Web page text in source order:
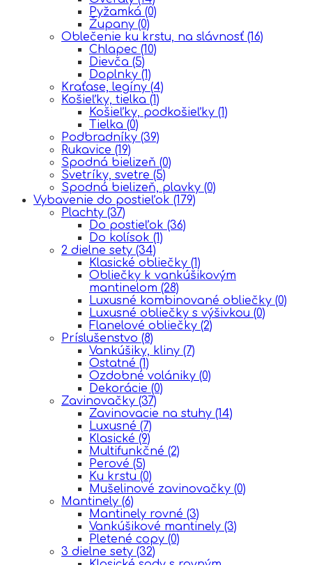
Pyžamká (0)
Župany (0)
Oblečenie ku krstu, na slávnosť (16)
Chlapec (10)
Dievča (5)
Doplnky (1)
Kraťase, legíny (4)
Košieľky, tielka (1)
Košieľky, podkošieľky (1)
Tielka (0)
Podbradníky (39)
Rukavice (19)
Spodná bielizeň (0)
Svetríky, svetre (5)
Spodná bielizeň, plavky (0)
Vybavenie do postieľok (179)
Plachty (37)
Do postieľok (36)
Do kolísok (1)
2 dielne sety (34)
Klasické obliečky (1)
Obliečky k vankúšikovým
mantinelom (28)
Luxusné kombinované obliečky (0)
Luxusné obliečky s výšivkou (0)
Flanelové obliečky (2)
Príslušenstvo (8)
Vankúšiky, kliny (7)
Ostatné (1)
Ozdobné volániky (0)
Dekorácie (0)
Zavinovačky (37)
Zavinovacie na stuhy (14)
Luxusné (7)
Klasické (9)
Multifunkčné (2)
Perové (5)
Ku krstu (0)
Mušelinové zavinovačky (0)
Mantinely (6)
Mantinely rovné (3)
Vankúšikové mantinely (3)
Pletené copy (0)
3 dielne sety (32)